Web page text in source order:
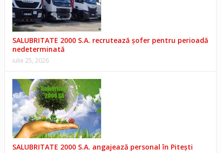
SALUBRITATE 2000 S.A. recrutează șofer pentru perioadă
nedeterminată
iulie 25, 2026
SALUBRITATE 2000 S.A. angajează personal în Pitești